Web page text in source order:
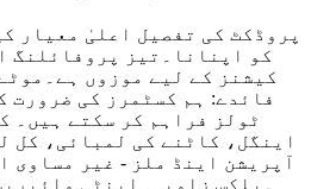
پروڈکٹ کی تفصیل اعلیٰ معیار
کو اپنانا۔تیز پروفائلنگ
کیشنز کے لیے موزوں
فائدے: ہم کسٹمرز کی ضرورت
ٹولز فراہم کر سکتے ہیں۔
اینگل، کاٹنے کی لمبائی، کل
آپریشن اینڈ ملز - غیر مساوی
ہیلکس زاویہ۔اینٹی